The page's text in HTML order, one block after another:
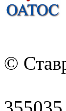
©